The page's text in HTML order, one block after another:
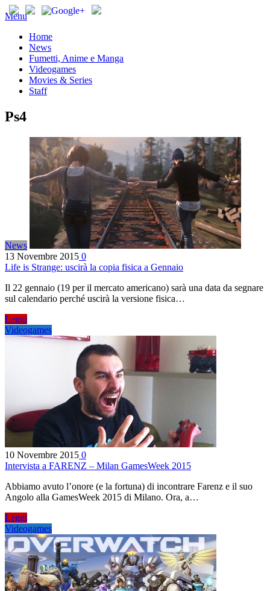
Menu
Home
News
Fumetti, Anime e Manga
Videogames
Movies & Series
Staff
Ps4
News
13 Novembre 2015 0
Life is Strange: uscirà la copia fisica a Gennaio
Il 22 gennaio (19 per il mercato americano) sarà una data da segnare
sul calendario perché uscirà la versione fisica…
Leggi
Videogames
10 Novembre 2015 0
Intervista a FARENZ – Milan GamesWeek 2015
Abbiamo avuto l’onore (e la fortuna) di incontrare Farenz e il suo
Angolo alla GamesWeek 2015 di Milano. Ora, a…
Leggi
Videogames